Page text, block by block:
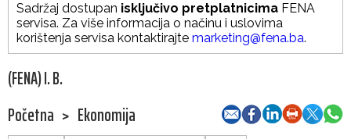
Sadržaj dostupan isključivo pretplatnicima FENA
servisa. Za više informacija o načinu i uslovima
korištenja servisa kontaktirajte marketing@fena.ba.
(FENA) I. B.
Početna > Ekonomija